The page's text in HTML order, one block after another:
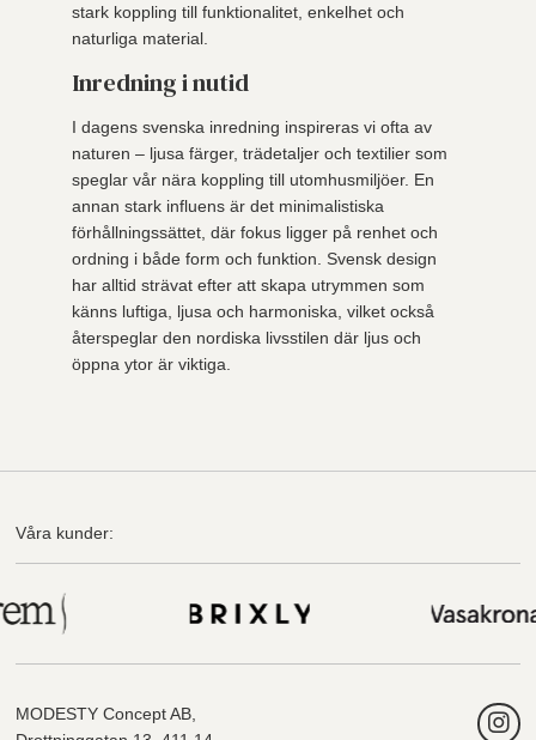
stark koppling till funktionalitet, enkelhet och
naturliga material.
Inredning i nutid
I dagens svenska inredning inspireras vi ofta av
naturen – ljusa färger, trädetaljer och textilier som
speglar vår nära koppling till utomhusmiljöer. En
annan stark influens är det minimalistiska
förhållningssättet, där fokus ligger på renhet och
ordning i både form och funktion. Svensk design
har alltid strävat efter att skapa utrymmen som
känns luftiga, ljusa och harmoniska, vilket också
återspeglar den nordiska livsstilen där ljus och
öppna ytor är viktiga.
Våra kunder:
MODESTY Concept AB,